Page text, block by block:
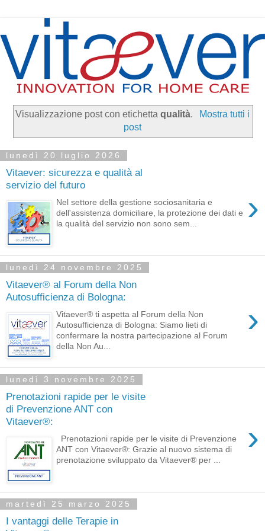
Visualizzazione post con etichettaqualità.
Mostra tutti i
post
lunedì 20 luglio 2026
Vitaever: sicurezza e qualità al
servizio del futuro
›
Nel settore della gestione sociosanitaria e
dell'assistenza domiciliare, la protezione dei dati e
la qualità del servizio non sono sem...
lunedì 24 novembre 2025
Vitaever® al Forum della Non
Autosufficienza di Bologna:
›
Vitaever® ti aspetta al Forum della Non
Autosufficienza di Bologna: Siamo lieti di
confermare la nostra partecipazione al Forum
della Non Au...
lunedì 3 novembre 2025
Prenotazioni rapide per le visite
di Prevenzione ANT con
Vitaever®:
›
Prenotazioni rapide per le visite di Prevenzione
ANT con Vitaever®: Grazie al nuovo sistema di
prenotazione sviluppato da Vitaever® per ...
martedì 25 marzo 2025
I vantaggi delle Terapie in